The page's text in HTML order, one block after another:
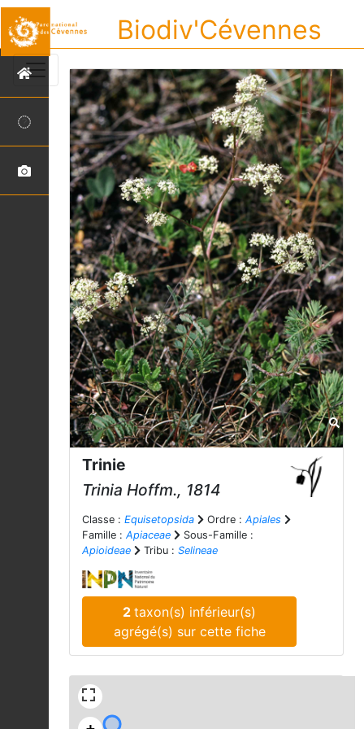
Biodiv'Cévennes
Trinie
Trinia Hoffm., 1814
Classe : Equisetopsida Ordre : Apiales
Famille : Apiaceae
Sous-Famille :
Apioideae
Tribu : Selineae
2taxon(s) inférieur(s)
agrégé(s) sur cette fiche